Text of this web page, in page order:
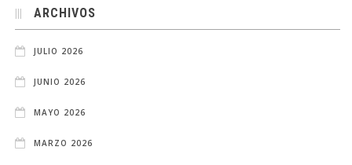
ARCHIVOS
JULIO 2026
JUNIO 2026
MAYO 2026
MARZO 2026